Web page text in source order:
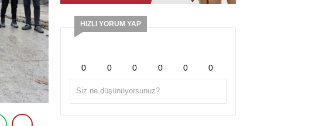
HIZLI YORUM YAP
0 0 0 0 0 0